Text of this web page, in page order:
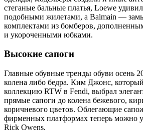
стеганые бальные платья, Loewe
подобными жилетами, а Balmain —
комплектами из бомберов,
и укороченными юбками.
Высокие сапоги
Главные обувные тренды обуви осень
колена либо бедра. Ким Джонс,
коллекцию RTW в Fendi, выбрал
прямые сапоги до колена бежевого,
коричневого цветов. Облегающие
фирменных платформах теперь можно
Rick Owens.